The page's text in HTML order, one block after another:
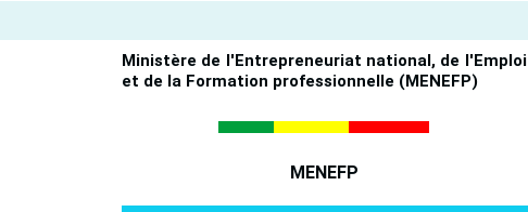
au
Ministère de l'Entrepreneuriat national, de l'Emploi
et de la Formation professionnelle (MENEFP)
MENEFP